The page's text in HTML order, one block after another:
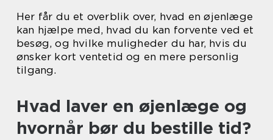
Her får du et overblik over, hvad en øjenlæge
kan hjælpe med, hvad du kan forvente ved et
besøg, og hvilke muligheder du har, hvis du
ønsker kort ventetid og en mere personlig
tilgang.
Hvad laver en øjenlæge og
hvornår bør du bestille tid?